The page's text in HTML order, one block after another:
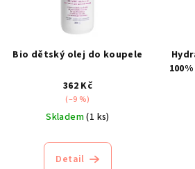
Bio dětský olej do koupele
362 Kč
(–9 %)
Skladem(1 ks)
Detail